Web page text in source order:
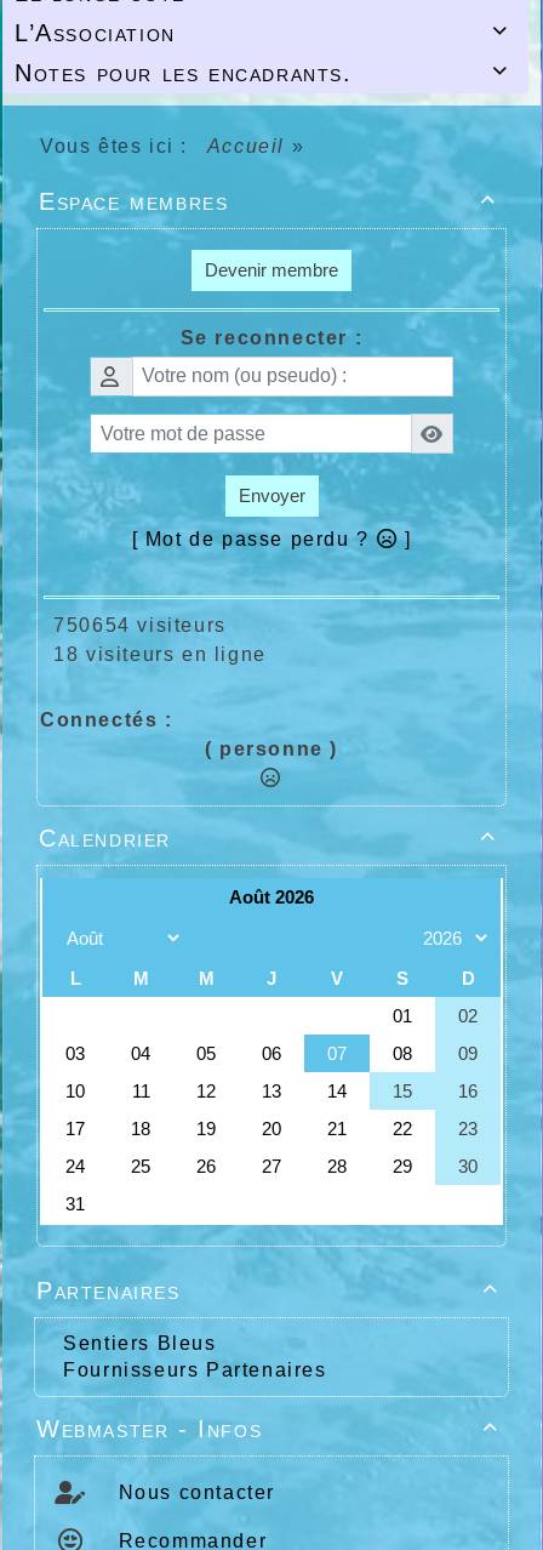

L’Association

Notes pour les encadrants.
Vous êtes ici : Accueil »

Espace membres
Devenir membre
Se reconnecter :
Envoyer
[ Mot de passe perdu ? ]
750654 visiteurs
18 visiteurs en ligne
Connectés :
( personne )

Calendrier

Partenaires
Sentiers Bleus
Fournisseurs Partenaires

Webmaster - Infos
Nous contacter
Recommander